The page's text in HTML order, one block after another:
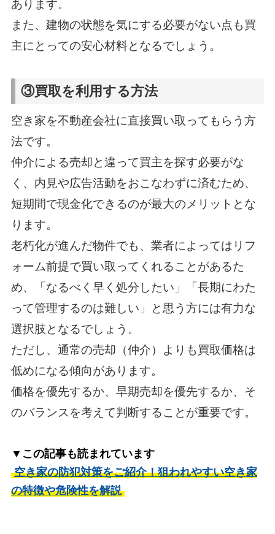
あります。
また、建物の状態を気にする必要がない点も買
主にとっての安心材料となるでしょう。
③買取を利用する方法
空き家を不動産会社に直接買い取ってもらう方
法です。
仲介による売却と違って買主を探す必要がな
く、内見や広告活動をおこなわずに済むため、
短期間で現金化できるのが最大のメリットとな
ります。
老朽化が進んだ物件でも、業者によってはリフ
ォーム前提で買い取ってくれることがあるた
め、「なるべく早く処分したい」「長期にわた
って管理するのは難しい」と思う方には有力な
選択肢となるでしょう。
ただし、通常の売却（仲介）よりも買取価格は
低めになる傾向があります。
価格を優先するか、早期売却を優先するか、そ
のバランスを考えて判断することが重要です。
▼この記事も読まれています
空き家の防犯対策をご紹介！狙われやすい空き家
の特徴や危険性を解説